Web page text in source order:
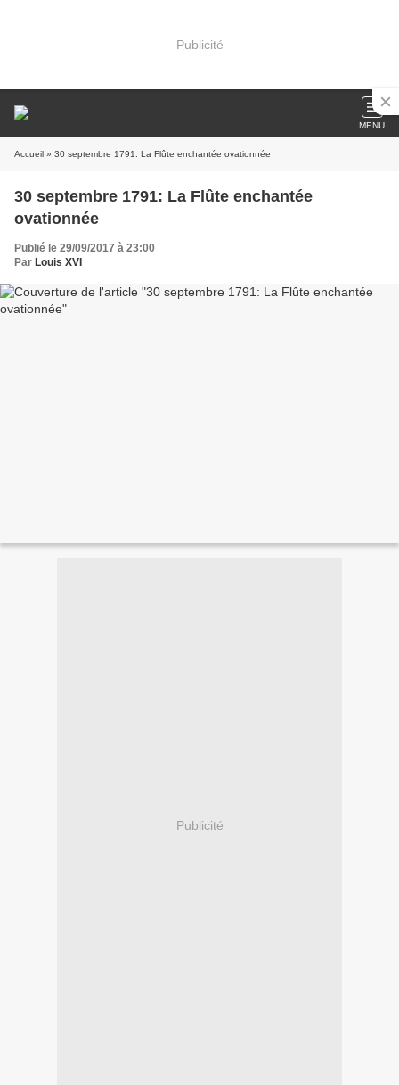
Publicité
MENU
Accueil » 30 septembre 1791: La Flûte enchantée ovationnée
30 septembre 1791: La Flûte enchantée
ovationnée
Publié le 29/09/2017 à 23:00
Par Louis XVI
Publicité